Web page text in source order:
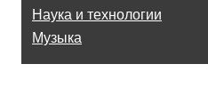
Наука и технологии
Музыка